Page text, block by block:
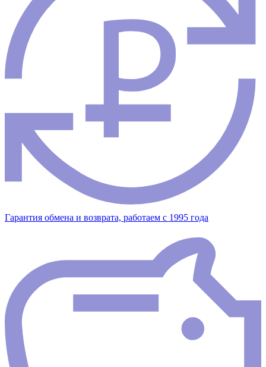
Гарантия обмена и возврата, работаем с 1995 года